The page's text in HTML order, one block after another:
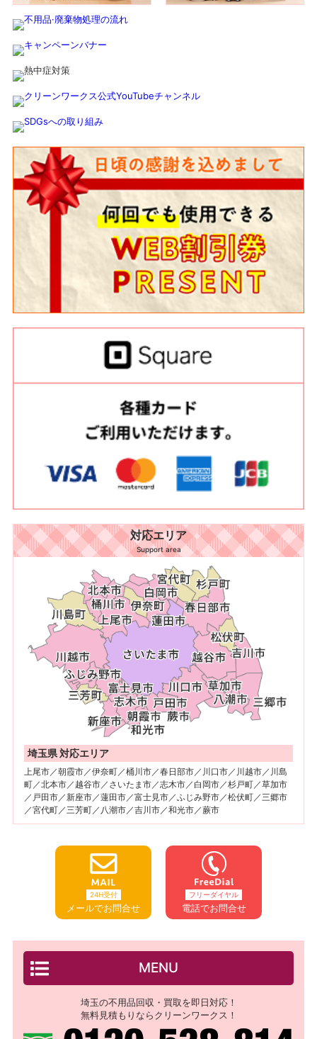
対応エリア
Support area
埼玉県 対応エリア
上尾市／朝霞市／伊奈町／桶川市／春日部市／川口市／川越市／川島
町／北本市／越谷市／さいたま市／志木市／白岡市／杉戸町／草加市
／戸田市／新座市／蓮田市／富士見市／ふじみ野市／松伏町／三郷市
／宮代町／三芳町／八潮市／吉川市／和光市／蕨市
24H受付
メールでお問合せ
フリーダイヤル
電話でお問合せ
MENU
埼玉の不用品回収・買取を即日対応！
無料見積もりならクリーンワークス！